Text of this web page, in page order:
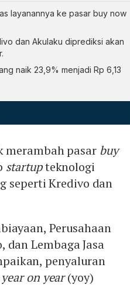
layanannya ke pasar buy now
dan Akulaku diprediksi akan
naik 23,9% menjadi Rp 6,13
merambah pasar buy
startupteknologi
seperti Kredivo dan
Perusahaan
dan Lembaga Jasa
penyaluran
year on year(yoy)